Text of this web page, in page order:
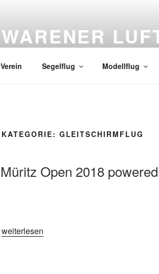
WARENER
Verein Segelflug Modellflug
KATEGORIE: GLEITSCHIRMFLUG
Müritz Open 2018
„Müritz Open 2018 powered by Molywinch“
weiterlesen